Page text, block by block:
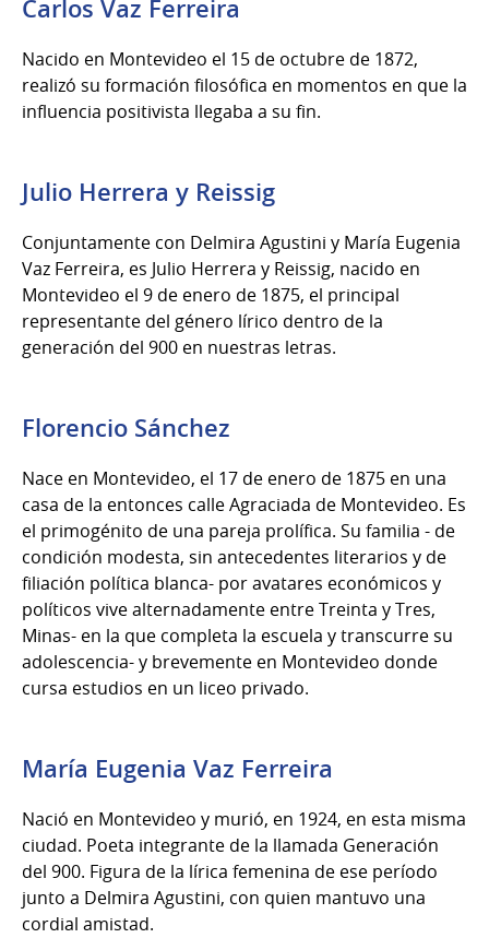
Carlos Vaz Ferreira
Nacido en Montevideo el 15 de octubre de 1872,
realizó su formación filosófica en momentos en que la
influencia positivista llegaba a su fin.
Julio Herrera y Reissig
Conjuntamente con Delmira Agustini y María Eugenia
Vaz Ferreira, es Julio Herrera y Reissig, nacido en
Montevideo el 9 de enero de 1875, el principal
representante del género lírico dentro de la
generación del 900 en nuestras letras.
Florencio Sánchez
Nace en Montevideo, el 17 de enero de 1875 en una
casa de la entonces calle Agraciada de Montevideo. Es
el primogénito de una pareja prolífica. Su familia - de
condición modesta, sin antecedentes literarios y de
filiación política blanca- por avatares económicos y
políticos vive alternadamente entre Treinta y Tres,
Minas- en la que completa la escuela y transcurre su
adolescencia- y brevemente en Montevideo donde
cursa estudios en un liceo privado.
María Eugenia Vaz Ferreira
Nació en Montevideo y murió, en 1924, en esta misma
ciudad. Poeta integrante de la llamada Generación
del 900. Figura de la lírica femenina de ese período
junto a Delmira Agustini, con quien mantuvo una
cordial amistad.